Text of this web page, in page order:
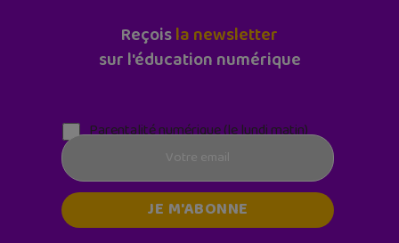
Reçoisla newsletter
sur l'éducation numérique
Parentalité numérique (le lundi matin)